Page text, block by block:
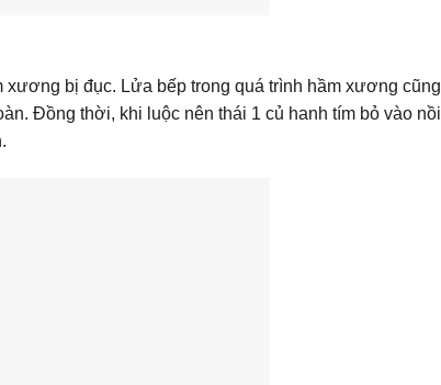
bị đục. Lửa bếp trong quá trình hầm xương cũng
Đồng thời, khi luộc nên thái 1 củ hanh tím bỏ vào nồi